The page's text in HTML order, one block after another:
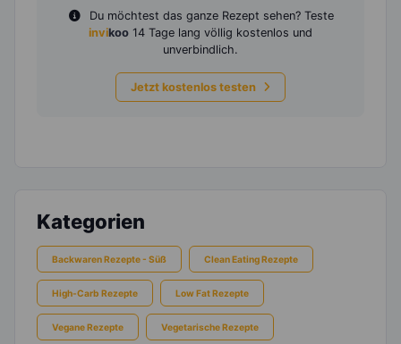
Du möchtest das ganze Rezept sehen? Teste
invikoo 14 Tage lang völlig kostenlos und
unverbindlich.
Jetzt kostenlos testen
Kategorien
Backwaren Rezepte - Süß Clean Eating Rezepte
High-Carb Rezepte Low Fat Rezepte
Vegane Rezepte Vegetarische Rezepte